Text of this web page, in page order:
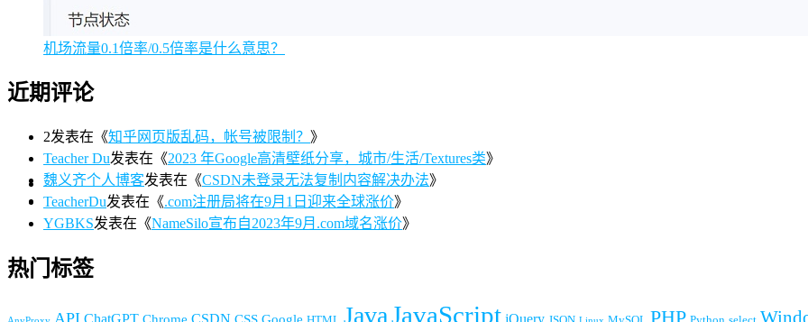
机场流量0.1倍率/0.5倍率是什么意思？
近期评论
2发表在《知乎网页版乱码，帐号被限制？ 》
Teacher Du发表在《2023 年Google高清壁纸分享，城市/生活/Textures类》
魏义齐个人博客发表在《CSDN未登录无法复制内容解决办法》
TeacherDu发表在《.com注册局将在9月1日迎来全球涨价》
YGBKS发表在《NameSilo宣布自2023年9月.com域名涨价》
热门标签
JavaJavaScript PHP